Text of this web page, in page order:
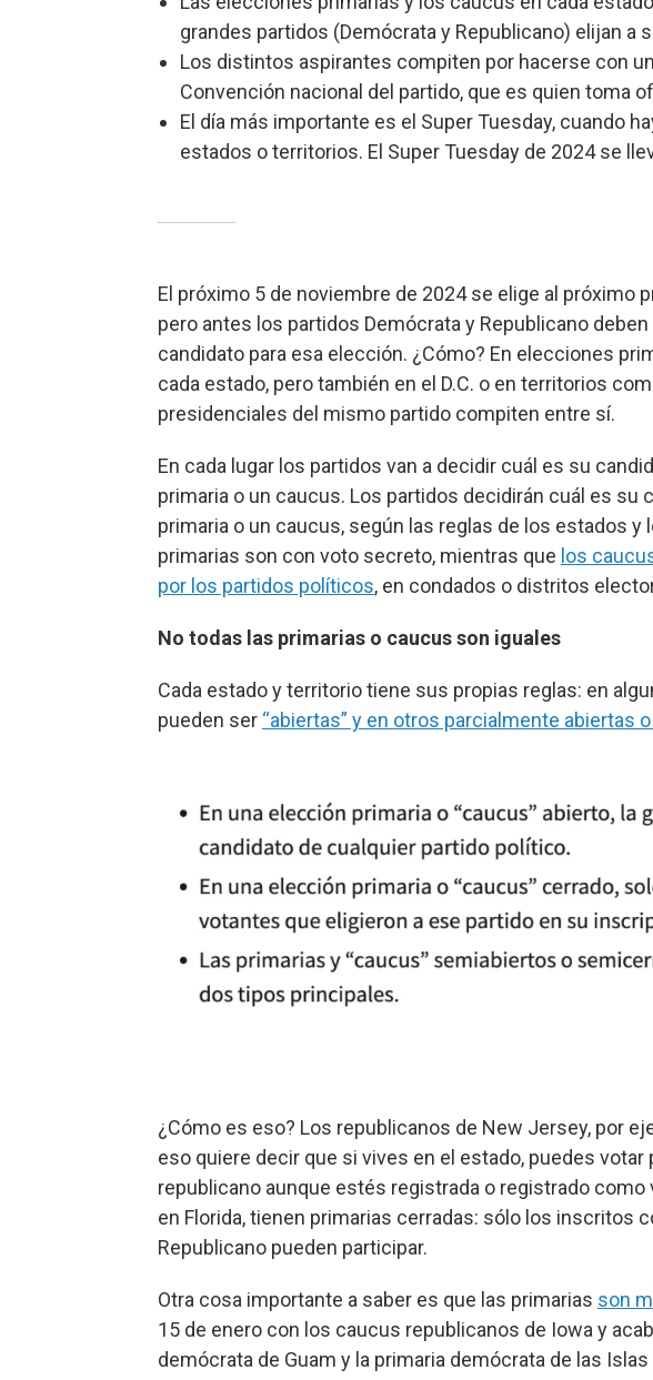
grandes partidos (Demócrata y Republicano) elijan a
Los distintos aspirantes compiten por hacerse con
Convención nacional del partido, que es quien toma
El día más importante es el Super Tuesday, cuando
estados o territorios. El Super Tuesday de 2024 se
El próximo 5 de noviembre de 2024 se elige al próximo
pero antes los partidos Demócrata y Republicano
candidato para esa elección. ¿Cómo? En elecciones
cada estado, pero también en el D.C. o en territorios
presidenciales del mismo partido compiten entre sí.
En cada lugar los partidos van a decidir cuál es su
primaria o un caucus. Los partidos decidirán cuál es su
primaria o un caucus, según las reglas de los estados
primarias son con voto secreto, mientras que los
por los partidos políticos, en condados o distritos
No todas las primarias o caucus son iguales
Cada estado y territorio tiene sus propias reglas: en
pueden ser “abiertas” y en otros parcialmente abiertas o
¿Cómo es eso? Los republicanos de New Jersey, por
eso quiere decir que si vives en el estado, puedes votar
republicano aunque estés registrada o registrado
en Florida, tienen primarias cerradas: sólo los inscritos
Republicano pueden participar.
Otra cosa importante a saber es que las primarias son
15 de enero con los caucus republicanos de Iowa y
demócrata de Guam y la primaria demócrata de las